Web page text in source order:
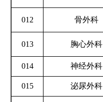
012 骨外科
013 胸心外科
014 神经外科
015 泌尿外科